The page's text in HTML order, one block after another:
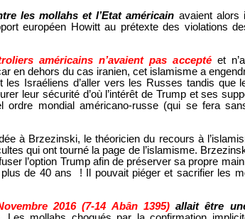
les mollahs et l’Etat américain avaient alors
européen Howitt au prétexte des violations
américains n’avaient pas acceptéet
en dehors du cas iranien, cet islamisme a
Israéliens d’aller vers les Russes tandis que
leur sécurité d’où l’intérêt de Trump et ses
ordre mondial américano-russe (qui se fera
à Brzezinski, le théoricien du recours à
qui ont tourné la page de l’islamisme.
l’option Trump afin de préserver sa propre
de 40 ans ! Il pouvait piéger et sacrifier les
2016 (7-14 Abân 1395)allait être